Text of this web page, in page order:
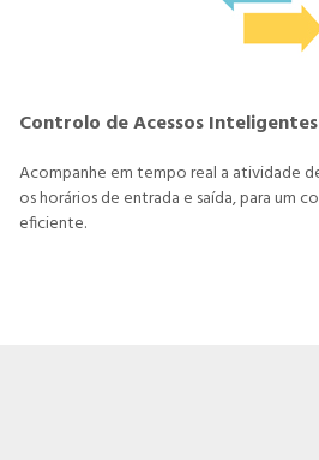
Controlo de Acessos Inteligentes
Acompanhe em tempo real a atividade
os horários de entrada e saída, para um
eficiente.